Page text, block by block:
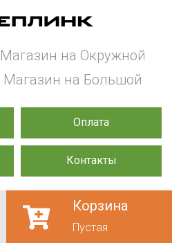
Оплата
Контакты
Магазин на Окружной
Магазин на Большой
Корзина
Пустая